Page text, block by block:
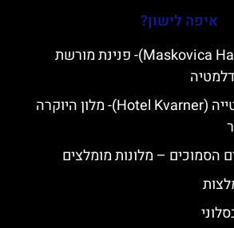
איפה לישון?
מסקוביצה האן (Maskovica Han)- פנינת מורשת
מלון קוורנר באופטייה (Hotel Kvarner)- מלון היוקרה